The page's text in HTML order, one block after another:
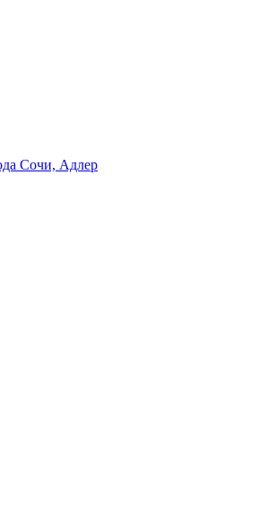
Сочи, Адлер